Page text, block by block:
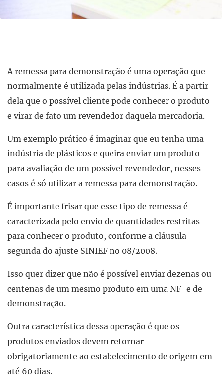
A remessa para demonstração é uma operação que
normalmente é utilizada pelas indústrias. É a partir
dela que o possível cliente pode conhecer o produto
e virar de fato um revendedor daquela mercadoria.
Um exemplo prático é imaginar que eu tenha uma
indústria de plásticos e queira enviar um produto
para avaliação de um possível revendedor, nesses
casos é só utilizar a remessa para demonstração.
É importante frisar que esse tipo de remessa é
caracterizada pelo envio de quantidades restritas
para conhecer o produto, conforme a cláusula
segunda do ajuste SINIEF no 08/2008.
Isso quer dizer que não é possível enviar dezenas ou
centenas de um mesmo produto em uma NF-e de
demonstração.
Outra característica dessa operação é que os
produtos enviados devem retornar
obrigatoriamente ao estabelecimento de origem em
até 60 dias.